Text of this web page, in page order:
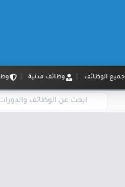
جميع الوظائف وظائف مدنية